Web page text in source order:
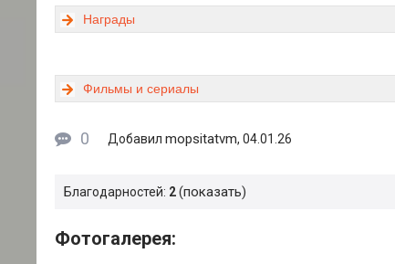
Награды
Фильмы и сериалы
0 Добавил mopsitatvm, 04.01.26
Благодарностей: 2 показать
Фотогалерея: